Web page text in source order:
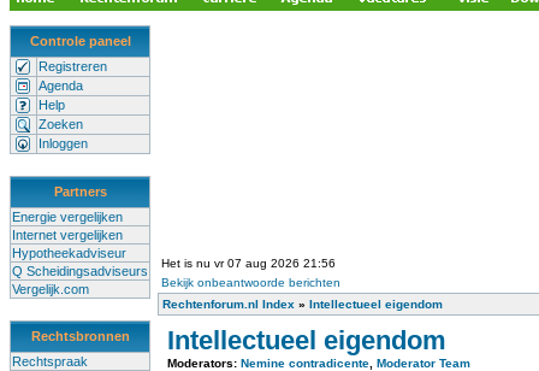
Controle paneel
Registreren
Agenda
Help
Zoeken
Inloggen
Partners
Energie vergelijken
Internet vergelijken
Hypotheekadviseur
Q Scheidingsadviseurs
Vergelijk.com
Rechtsbronnen
Rechtspraak
Het is nu vr 07 aug 2026 21:56
Bekijk onbeantwoorde berichten
Rechtenforum.nl Index » Intellectueel eigendom
Intellectueel eigendom
Moderators: Nemine contradicente Moderator Team